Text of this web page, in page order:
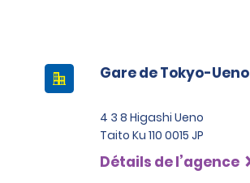
Gare de Tokyo-Ueno
4 3 8 Higashi Ueno
Taito Ku 110 0015 JP
Détails de l’agence